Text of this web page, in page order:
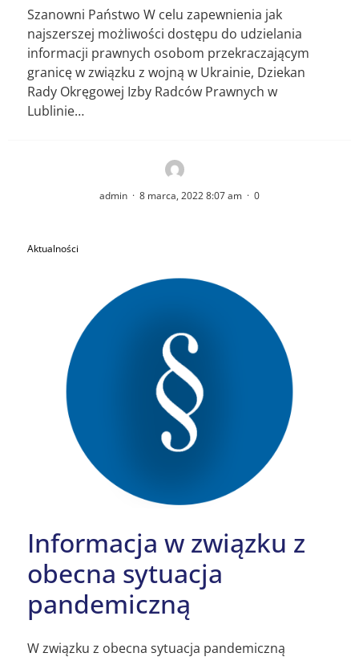
Szanowni Państwo W celu zapewnienia jak
najszerszej możliwości dostępu do udzielania
informacji prawnych osobom przekraczającym
granicę w związku z wojną w Ukrainie, Dziekan
Rady Okręgowej Izby Radców Prawnych w
Lublinie…
admin · 8 marca, 2022 8:07 am · 0
Aktualności
Informacja w związku z
obecna sytuacja
pandemiczną
W związku z obecna sytuacja pandemiczną